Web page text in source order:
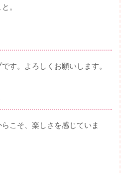
。
す。よろしくお願いします。
こそ、楽しさを感じていま